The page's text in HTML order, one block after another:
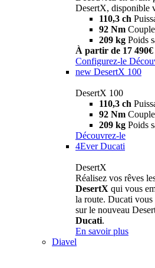
DesertX, disponible
110,3 ch
92 Nm Couple
209 kg Poids
À partir de 17 490€
Configurez-le
new DesertX 100
DesertX 100
110,3 ch
92 Nm Couple
209 kg Poids
Découvrez-le
4Ever Ducati
DesertX
Réalisez vos rêves
DesertX qui vous
la route. Ducati
sur le nouveau
Ducati.
En savoir plus
Diavel